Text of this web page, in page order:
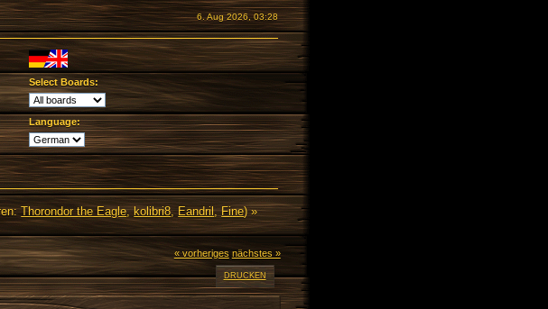
6. Aug 2026, 03:28
Select Boards:
Language:
Thorondor the Eagle,kolibri8, Eandril,Fine) »
« vorheriges nächstes »
DRUCKEN